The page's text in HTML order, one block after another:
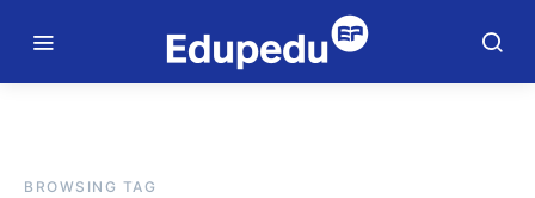
BROWSING TAG